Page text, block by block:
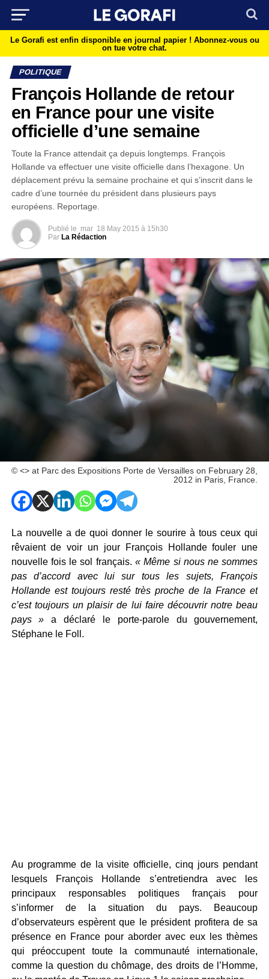
Le Gorafi est enfin disponible en journal papier ! Abonnez-vous ou
on tue votre chat.
POLITIQUE
François Hollande de retour
en France pour une visite
officielle d’une semaine
Toute la France attendait ça depuis longtemps. François
Hollande va effectuer une visite officielle dans l’hexagone. Un
déplacement prévu la semaine prochaine et qui s’inscrit dans le
cadre d’une tournée du président dans plusieurs pays
européens. Reportage.
Publié le mar 18 May 2015 à 15h30
Par La Rédaction
© <> at Parc des Expositions Porte de Versailles on February 28,
2012 in Paris, France.
La nouvelle a de quoi donner le sourire à tous ceux qui
rêvaient de voir un jour François Hollande fouler une
nouvelle fois le sol français. « Même si nous ne sommes
pas d’accord avec lui sur tous les sujets, François
Hollande est toujours resté très proche de la France et
c’est toujours un plaisir de lui faire découvrir notre beau
pays » a déclaré le porte-parole du gouvernement,
Stéphane le Foll.
Au programme de la visite officielle, cinq jours pendant
lesquels François Hollande s’entretiendra avec les
principaux responsables politiques français pour
s’informer de la situation du pays. Beaucoup
d’observateurs espèrent que le président profitera de sa
présence en France pour aborder avec eux les thèmes
qui préoccupent toute la communauté internationale,
comme la question du chômage, des droits de l’Homme,